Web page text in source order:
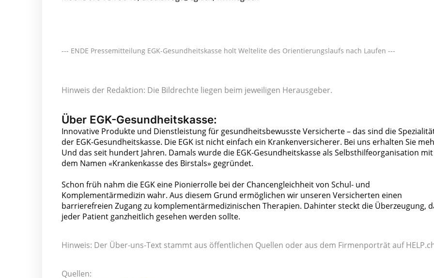
--- ENDE Pressemitteilung EGK-Gesundheitskasse holt Weltelite des Orientierungslaufs nach Laufen ---
Hinweis der Redaktion: Die Bildrechte liegen beim jeweiligen Herausgeber.
Über EGK-Gesundheitskasse:
Innovative Produkte und Dienstleistung für gesundheitsbewusste Versicherte – das sind die
der EGK-Gesundheitskasse. Die EGK ist nicht einfach ein Krankenversicherer. Bei uns erhalten Sie
Und das seit hundert Jahren. Damals wurde die EGK-Gesundheitskasse als Selbsthilfeorganisation mit
dem Namen «Krankenkasse des Birstals» gegründet.
Schon früh nahm die EGK eine Pionierrolle bei der Chancengleichheit von Schul- und
Komplementärmedizin wahr. Aus diesem Grund ermöglichen wir unseren Versicherten einen
barrierefreien Zugang zu komplementärmedizinischen Therapien. Dahinter steckt die Überzeugung,
jeder Patient ganzheitlich gesehen werden sollte.
Hinweis: Der Über-uns-Text stammt aus öffentlichen Quellen oder aus dem Firmenporträt auf
Quellen: